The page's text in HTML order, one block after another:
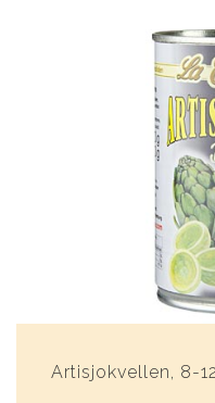
Artisjokvellen, 8-